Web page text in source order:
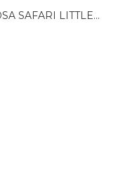
SAFARI LITTLE...